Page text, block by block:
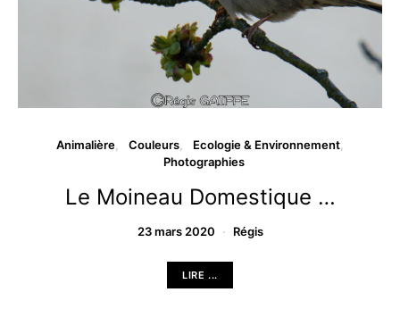
Animalière Couleurs
Ecologie & Environnement
Photographies
Le Moineau Domestique …
23 mars 2020 Régis
LIRE ...